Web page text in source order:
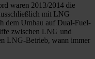
waren 2013/2014 die
mit LNG
dem Umbau auf Dual-Fuel-
zwischen LNG und
LNG-Betrieb, wann immer